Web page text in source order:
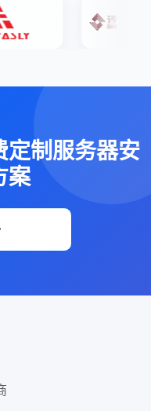
定制服务器安
案